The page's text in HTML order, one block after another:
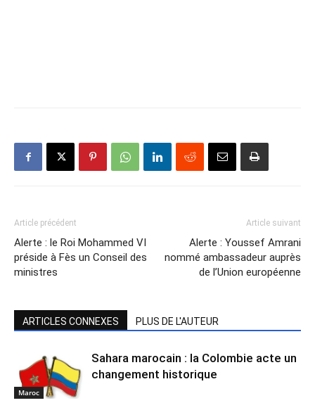
Article précédent
Alerte : le Roi Mohammed VI
préside à Fès un Conseil des
ministres
Article suivant
Alerte : Youssef Amrani
nommé ambassadeur auprès
de l’Union européenne
ARTICLES CONNEXES PLUS DE L'AUTEUR
Maroc
Sahara marocain : la Colombie acte un
changement historique